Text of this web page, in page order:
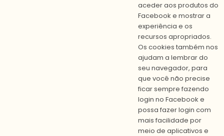
aceder aos produtos do
Facebook e mostrar a
experiência e os
recursos apropriados.
Os cookies também nos
ajudam a lembrar do
seu navegador, para
que você não precise
ficar sempre fazendo
login no Facebook e
possa fazer login com
mais facilidade por
meio de aplicativos e